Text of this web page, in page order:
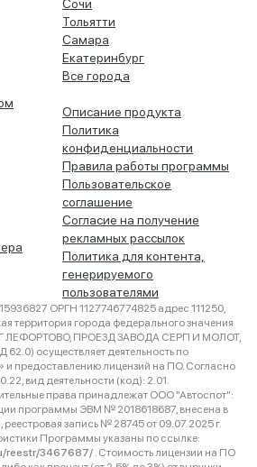
Сочи
Тольятти
Самара
Екатеринбург
Все города
Описание продукта
Политика
конфиденциальности
Правила работы программы
Пользовательское
соглашение
Согласие на получение
рекламных рассылок
Политика для контента,
генерируемого
пользователями
ОРГН 1127746774825 адрес 111250,
территория города федерального значения
ПРОЕЗД ЗАВОДА СЕРП И МОЛОТ,
осуществляет деятельность по
и предоставлению лицензий на ПО. Согласно
вид деятельности (код): 2.01.
права принадлежат ООО "Автоспот":
программы ЭВМ № 2018618687, внесена в
запись № 28745 от 09.07.2025 г.
Программы указаны по ссылке:
reestr/3467687/ . Стоимость лицензии на ПО